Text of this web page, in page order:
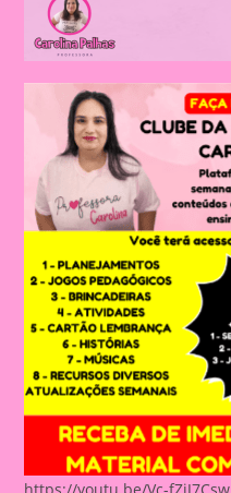
https://youtu.be/Vc-fZjJ7Csw